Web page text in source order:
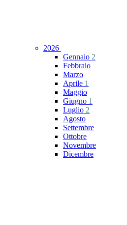
2026
Gennaio 2
Febbraio
Marzo
Aprile 1
Maggio
Giugno 1
Luglio 2
Agosto
Settembre
Ottobre
Novembre
Dicembre